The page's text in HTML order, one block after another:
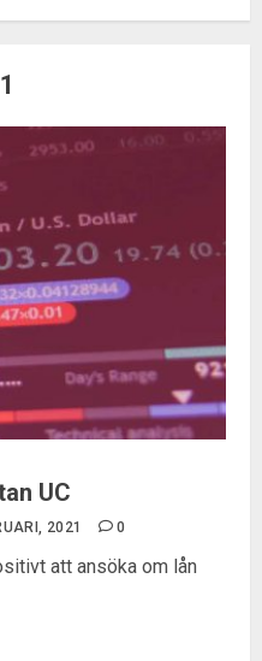
UC
2021 0
att ansöka om lån